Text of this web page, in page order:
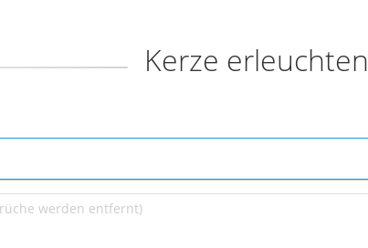
Kerze erleuchten